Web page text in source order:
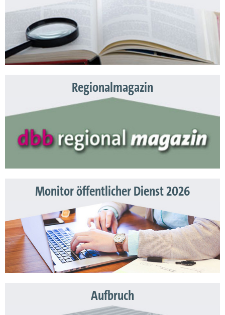
Regionalmagazin
Monitor öffentlicher Dienst 2026
Aufbruch